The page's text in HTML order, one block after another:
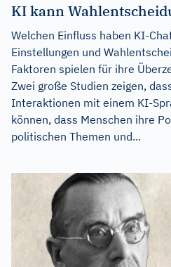
KI kann
Welchen Einfluss haben KI-
Einstellungen und
Faktoren spielen für ihre
Zwei große Studien zeigen,
Interaktionen mit einem KI-
können, dass Menschen ihre
politischen Themen und...